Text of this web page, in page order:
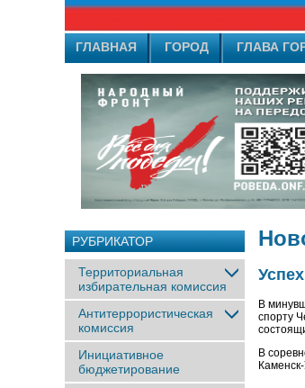
ГЛАВНАЯ ГОРОД ГЛАВА
РУБРИКАТОР
Территориальная
избирательная комиссия
Антитеррористическая
комиссия
Инициативное
бюджетирование
В
спорту
В